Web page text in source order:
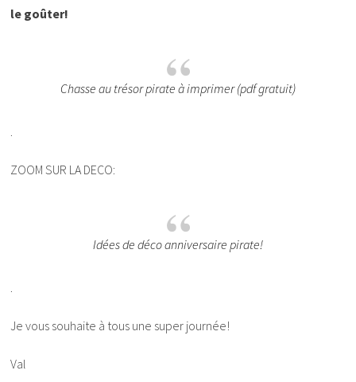
le goûter!
Chasse au trésor pirate à imprimer (pdf gratuit)
ZOOM SUR LA DECO:
Idées de déco anniversaire pirate!
Je vous souhaite à tous une super journée!
Val